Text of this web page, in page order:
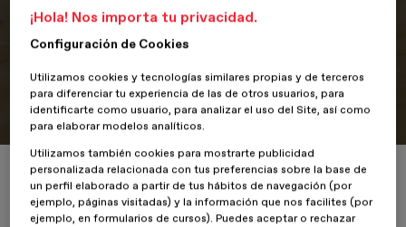
estudio dirigidas a ciudadanos
ecuatorianos residentes en
España
Inicio ESDESIGNERS ESDESIGN ofrece ayudas al estudio dirigidas
¡Hola! Nos importa tu privacidad.
Configuración de Cookies
Utilizamos cookies y tecnologías similares propias y de terceros
para diferenciar tu experiencia de las de otros usuarios, para
identificarte como usuario, para analizar el uso del Site, así como
para elaborar modelos analíticos.
Utilizamos también cookies para mostrarte publicidad
personalizada relacionada con tus preferencias sobre la base de
un perfil elaborado a partir de tus hábitos de navegación (por
ejemplo, páginas visitadas) y la información que nos facilites (por
ejemplo, en formularios de cursos). Puedes aceptar o rechazar